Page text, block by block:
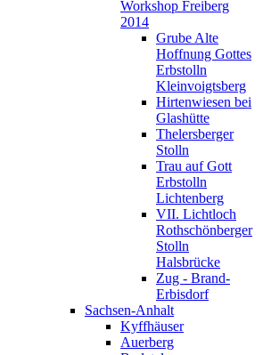
Workshop Freiberg
2014
Grube Alte
Hoffnung Gottes
Erbstolln
Kleinvoigtsberg
Hirtenwiesen bei
Glashütte
Thelersberger
Stolln
Trau auf Gott
Erbstolln
Lichtenberg
VII. Lichtloch
Rothschönberger
Stolln
Halsbrücke
Zug - Brand-
Erbisdorf
Sachsen-Anhalt
Kyffhäuser
Auerberg